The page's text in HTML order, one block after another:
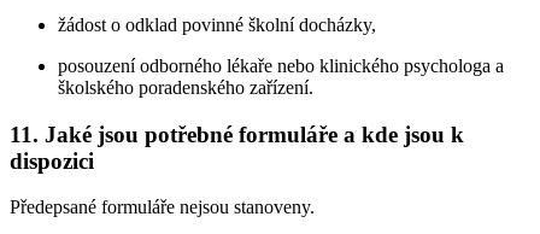
žádost o odklad povinné školní docházky,
posouzení odborného lékaře nebo klinického psychologa a
školského poradenského zařízení.
11. Jaké jsou potřebné formuláře a kde jsou k
dispozici
Předepsané formuláře nejsou stanoveny.